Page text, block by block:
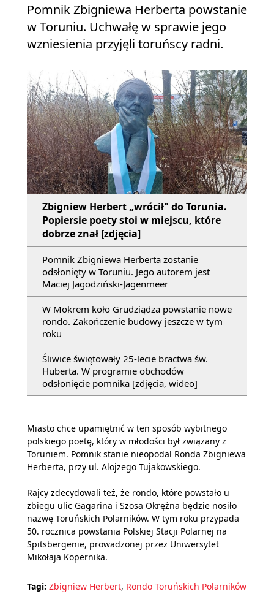
Pomnik Zbigniewa Herberta powstanie
w Toruniu. Uchwałę w sprawie jego
wzniesienia przyjęli toruńscy radni.
Zbigniew Herbert „wrócił" do Torunia.
Popiersie poety stoi w miejscu, które
dobrze znał [zdjęcia]
Pomnik Zbigniewa Herberta zostanie
odsłonięty w Toruniu. Jego autorem jest
Maciej Jagodziński-Jagenmeer
W Mokrem koło Grudziądza powstanie nowe
rondo. Zakończenie budowy jeszcze w tym
roku
Śliwice świętowały 25-lecie bractwa św.
Huberta. W programie obchodów
odsłonięcie pomnika [zdjęcia, wideo]
Miasto chce upamiętnić w ten sposób wybitnego
polskiego poetę, który w młodości był związany z
Toruniem. Pomnik stanie nieopodal Ronda Zbigniewa
Herberta, przy ul. Alojzego Tujakowskiego.
Rajcy zdecydowali też, że rondo, które powstało u
zbiegu ulic Gagarina i Szosa Okrężna będzie nosiło
nazwę Toruńskich Polarników. W tym roku przypada
50. rocznica powstania Polskiej Stacji Polarnej na
Spitsbergenie, prowadzonej przez Uniwersytet
Mikołaja Kopernika.
Tagi: Zbigniew Herbert, Rondo Toruńskich Polarników